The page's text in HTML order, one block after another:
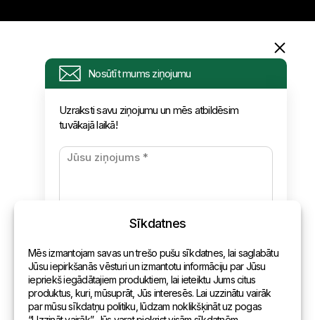
Nosūtīt mums ziņojumu
Uzraksti savu ziņojumu un mēs atbildēsim
tuvākajā laikā!
Informācija
Pieprasījums
Apmaksa un piegāde
Kontakti
Vispārēja informācija
Pārstāvniecības pasaulē
Adrese
Sīkdatnes
Mēs izmantojam savas un trešo pušu sīkdatnes, lai saglabātu
Jūsu iepirkšanās vēsturi un izmantotu informāciju par Jūsu
iepriekš iegādātajiem produktiem, lai ieteiktu Jums citus
produktus, kuri, mūsuprāt, Jūs interesēs. Lai uzzinātu vairāk
par mūsu sīkdatņu politiku, lūdzam noklikšķināt uz pogas